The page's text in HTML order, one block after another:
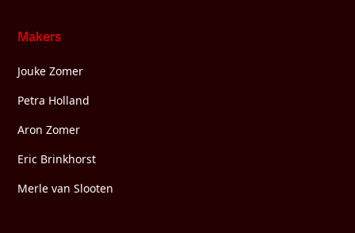
Makers
Jouke Zomer
Petra Holland
Aron Zomer
Eric Brinkhorst
Merle van Slooten